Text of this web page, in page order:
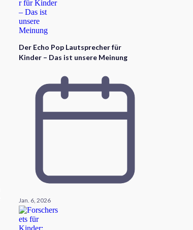
Der Echo Pop Lautsprecher für
Kinder – Das ist unsere Meinung
Jan. 6, 2026